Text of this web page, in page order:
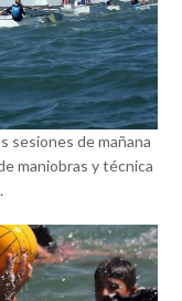
sesiones de mañana
maniobras y técnica